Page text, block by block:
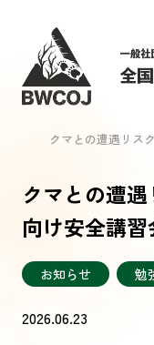
クマとの遭遇リス
クマとの遭
向け安全講
お知らせ 勉
2026.06.23